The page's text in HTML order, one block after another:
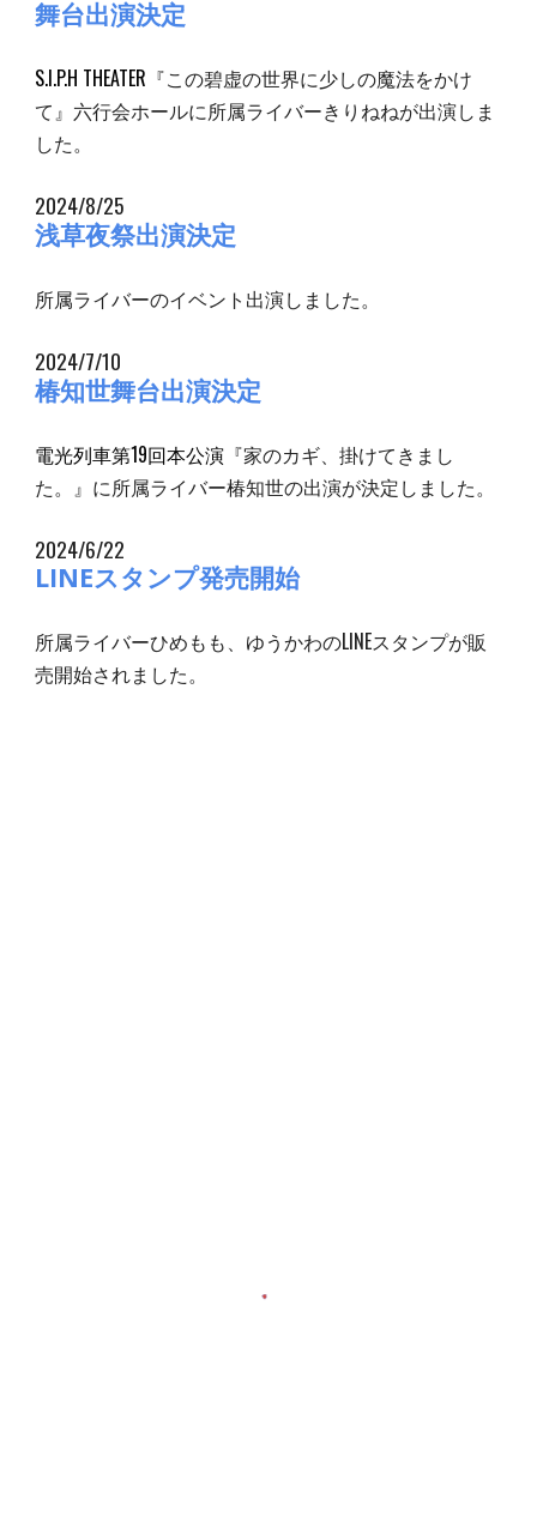
舞台出演決定
S.I.P.H THEATER 『この碧虚の世界に少しの魔法をかけ
て』 六行会ホールに所属ライバーきりねねが出演しま
した。
2024/8/25
浅草夜祭出演決定
所属ライバーのイベント出演しました。
2024/7/10
椿知世舞台出演決定
電光列車第19回本公演 『家のカギ、掛けてきまし
た。 』に所属ライバー椿知世の出演が決定しました。
2024/6/22
LINEスタンプ発売開始
所属ライバーひめもも、ゆうかわのLINEスタンプが販
売開始されました。